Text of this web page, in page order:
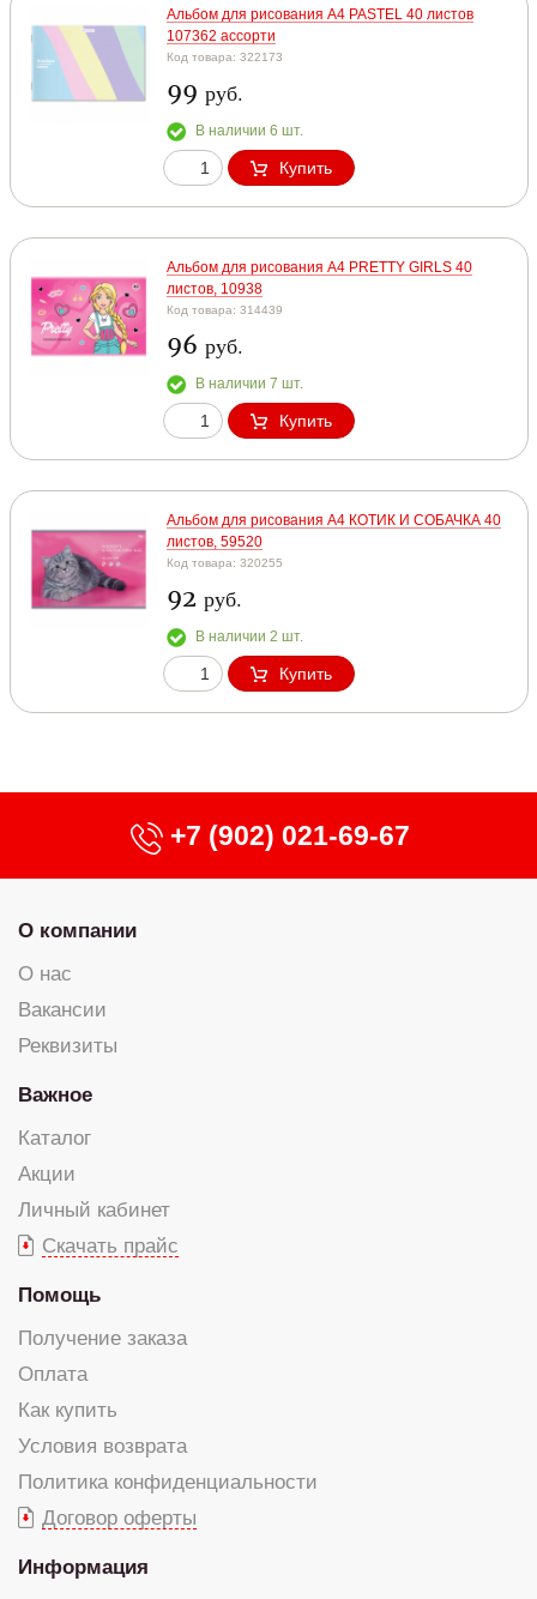
Альбом для рисования А4 PASTEL 40 листов
107362 ассорти
Код товара: 322173
99 руб.
В наличии 6 шт.
Купить
Альбом для рисования А4 PRETTY GIRLS 40
листов, 10938
Код товара: 314439
96 руб.
В наличии 7 шт.
Купить
Альбом для рисования А4 КОТИК И СОБАЧКА 40
листов, 59520
Код товара: 320255
92 руб.
В наличии 2 шт.
Купить
+7 (902) 021-69-67
О компании
О нас
Вакансии
Реквизиты
Важное
Каталог
Акции
Личный кабинет
Скачать прайс
Помощь
Получение заказа
Оплата
Как купить
Условия возврата
Политика конфиденциальности
Договор оферты
Информация